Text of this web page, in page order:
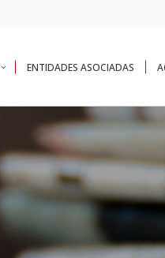
ENTIDADES ASOCIADAS